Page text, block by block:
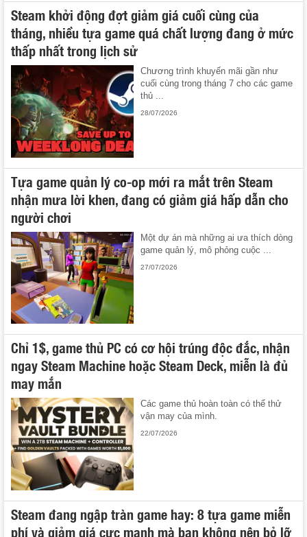
Steam khởi động đợt giảm giá cuối cùng của
tháng, nhiều tựa game quá chất lượng đang ở mức
thấp nhất trong lịch sử
Chương trình khuyến mãi gần như
cuối cùng trong tháng 7 cho các game
thủ ...
28/07/2026
Tựa game quản lý co-op mới ra mắt trên Steam
nhận mưa lời khen, đang có giảm giá hấp dẫn cho
người chơi
Một dự án mà những ai ưa thích dòng
game quản lý, mô phỏng cuộc ...
27/07/2026
Chỉ 1$, game thủ PC có cơ hội trúng độc đắc, nhận
ngay Steam Machine hoặc Steam Deck, miễn là đủ
may mắn
Các game thủ hoàn toàn có thể thử
vận may của mình.
22/07/2026
Steam đang ngập tràn game hay: 8 tựa game miễn
phí và giảm giá cực mạnh mà bạn không nên bỏ lỡ